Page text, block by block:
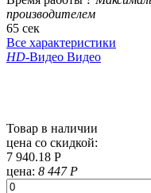
производителем
65 сек
Все характеристики
HD-Видео Видео
Товар в наличии
цена со скидкой:
7 940.18 Р
цена: 8 447 Р